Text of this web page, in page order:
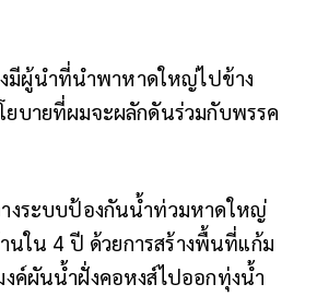
มีผู้นำที่นำพาหาดใหญ่ไปข้าง
ยบายที่ผมจะผลักดันร่วมกับพรรค
งระบบป้องกันน้ำท่วมหาดใหญ่
นใน 4 ปี ด้วยการสร้างพื้นที่แก้ม
งค์ผันน้ำฝั่งคอหงส์ไปออกทุ่งน้ำ